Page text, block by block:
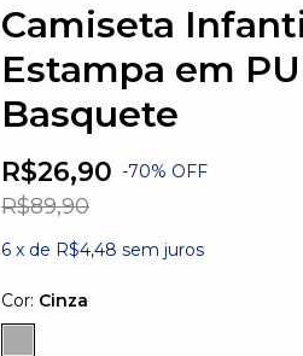
Camiseta
Estampa em
Basquete
R$26,90 -70% OFF
R$89,90
6 x de R$4,48 sem juros
Cor: Cinza